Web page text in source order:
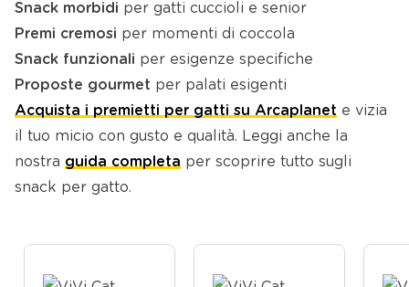
Snack morbidi per gatti cuccioli e senior
Premi cremosi per momenti di coccola
Snack funzionali per esigenze specifiche
Proposte gourmet per palati esigenti
Acquista i premietti per gatti su Arcaplanet e vizia
il tuo micio con gusto e qualità. Leggi anche la
nostra guida completa per scoprire tutto sugli
snack per gatto.